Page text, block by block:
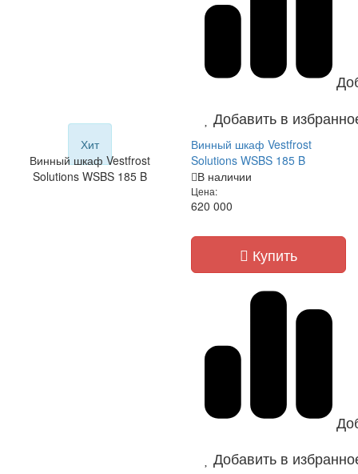
Добавить в
Хит
Винный шкаф Vestfrost
Solutions WSBS 185 B
Винный шкаф Vestfrost
Solutions WSBS 185 B
В наличии
Цена:
620 000
Купить
Добавить в